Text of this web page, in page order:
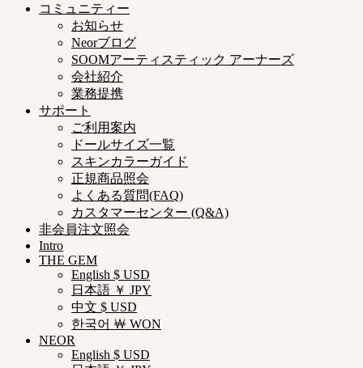
コミュニティー
お知らせ
Neorブログ
SOOMアーティスティック アーナーズ
会社紹介
業務提携
サポート
ご利用案内
ドールサイズ一覧
スキンカラーガイド
正規商品照会
よくある質問(FAQ)
カスタマーセンター (Q&A)
非会員注文照会
Intro
THE GEM
English $ USD
日本語 ￥ JPY
中文 $ USD
한국어 ￦ WON
NEOR
English $ USD